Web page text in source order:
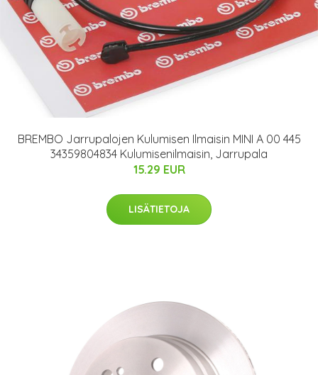
BREMBO Jarrupalojen Kulumisen Ilmaisin MINI A 00 445
34359804834 Kulumisenilmaisin, Jarrupala
15.29 EUR
LISÄTIETOJA